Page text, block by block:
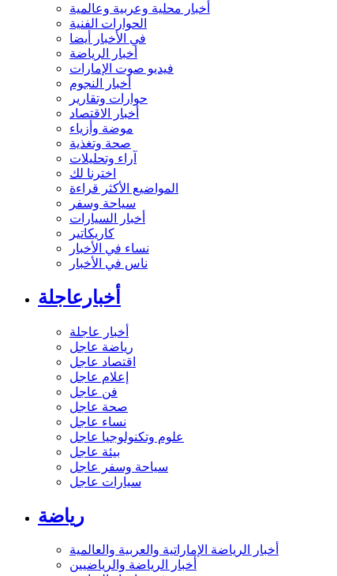
أخبار محلية وعربية وعالمية
الحوارات الفنية
في الأخبار أيضا
أخبار الرياضة
فيديو صوت الإمارات
أخبار النجوم
حوارات وتقارير
أخبار الاقتصاد
موضة وأزياء
صحة وتغذية
آراء وتحليلات
اخترنا لك
المواضيع الأكثر قراءة
سياحة وسفر
أخبار السيارات
كاريكاتير
نساء في الأخبار
ناس في الأخبار
أخبارعاجلة
أخبار عاجلة
رياضة عاجل
اقتصاد عاجل
إعلام عاجل
فن عاجل
صحة عاجل
نساء عاجل
علوم وتكنولوجيا عاجل
بيئة عاجل
سياحة وسفر عاجل
سيارات عاجل
رياضة
أخبار الرياضة الإماراتية والعربية والعالمية
أخبار الرياضة والرياضيين